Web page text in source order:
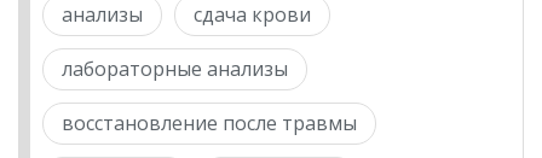
анализы сдача крови
лабораторные анализы
восстановление после травмы